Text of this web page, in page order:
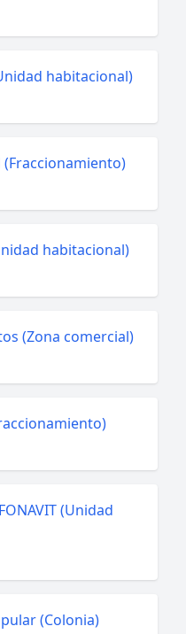
habitacional)
habitacional)
(Zona comercial)
(Unidad
(Colonia)